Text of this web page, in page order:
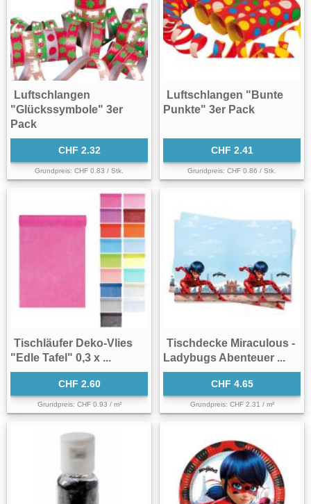
Luftschlangen
"Glückssymbole" 3er
Pack
CHF 2.32
Grundpreis: CHF 0.83 / Stk.
Luftschlangen "Bunte
Punkte" 3er Pack
CHF 2.41
Grundpreis: CHF 0.86 / Stk.
Tischläufer Deko-Vlies
"Edle Tafel" 0,3 x ...
CHF 2.60
Grundpreis: CHF 0.93 / m²
Tischdecke Miraculous -
Ladybugs Abenteuer ...
CHF 4.65
Grundpreis: CHF 2.31 / m²